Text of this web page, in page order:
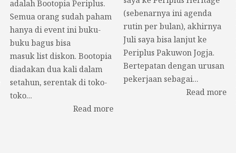
adalah Bootopia Periplus.
Semua orang sudah paham
hanya di event ini buku-
buku bagus bisa
masuk list diskon. Bootopia
diadakan dua kali dalam
setahun, serentak di toko-
toko...
Read more
(sebenarnya ini agenda
rutin per bulan), akhirnya
Juli saya bisa lanjut ke
Periplus Pakuwon Jogja.
Bertepatan dengan urusan
pekerjaan sebagai...
Read more